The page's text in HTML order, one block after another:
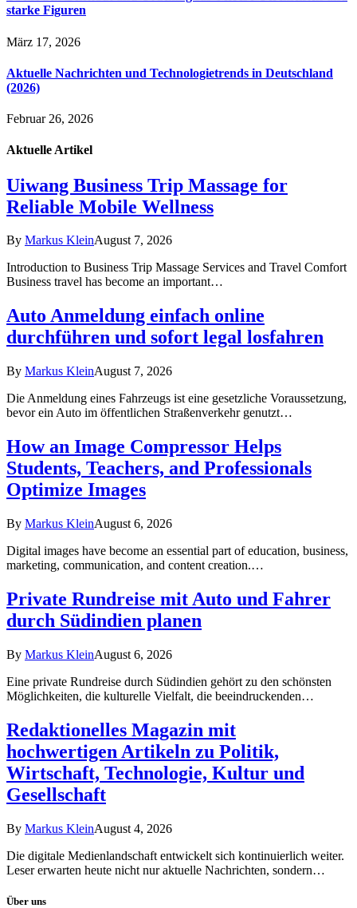
starke Figuren
März 17, 2026
Aktuelle Nachrichten und Technologietrends in Deutschland
(2026)
Februar 26, 2026
Aktuelle Artikel
Uiwang Business Trip Massage for
Reliable Mobile Wellness
By Markus KleinAugust 7, 2026
Introduction to Business Trip Massage Services and Travel Comfort
Business travel has become an important…
Auto Anmeldung einfach online
durchführen und sofort legal losfahren
By Markus KleinAugust 7, 2026
Die Anmeldung eines Fahrzeugs ist eine gesetzliche Voraussetzung,
bevor ein Auto im öffentlichen Straßenverkehr genutzt…
How an Image Compressor Helps
Students, Teachers, and Professionals
Optimize Images
By Markus KleinAugust 6, 2026
Digital images have become an essential part of education, business,
marketing, communication, and content creation.…
Private Rundreise mit Auto und Fahrer
durch Südindien planen
By Markus KleinAugust 6, 2026
Eine private Rundreise durch Südindien gehört zu den schönsten
Möglichkeiten, die kulturelle Vielfalt, die beeindruckenden…
Redaktionelles Magazin mit
hochwertigen Artikeln zu Politik,
Wirtschaft, Technologie, Kultur und
Gesellschaft
By Markus KleinAugust 4, 2026
Die digitale Medienlandschaft entwickelt sich kontinuierlich weiter.
Leser erwarten heute nicht nur aktuelle Nachrichten, sondern…
Über uns